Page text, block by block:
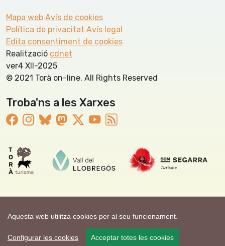
Aquesta web utilitza cookies per al seu funcionament.
Configurar les cookies Acceptar totes les cookies
Mapa web Avís de cookies
Política de privacitat Avís legal
Edita consentiment de cookies
Realització cdnet
ver4 XII-2025
© 2021 Torà on-line. All Rights Reserved
Troba'ns a les Xarxes